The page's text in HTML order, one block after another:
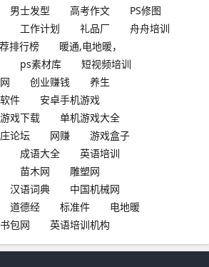
男士发型 高考作文
PS修图
工作计划 礼品厂
舟舟培训
排行榜
暖通,电地暖，
ps素材库
短视频培训
创业赚钱
养生
件
安卓手机游戏
戏下载
单机游戏大全
论坛 网赚
游戏盒子
成语大全
英语培训
苗木网
雕塑网
汉语词典
中国机械网
道德经 标准件
电地暖
书包网 英语培训机构